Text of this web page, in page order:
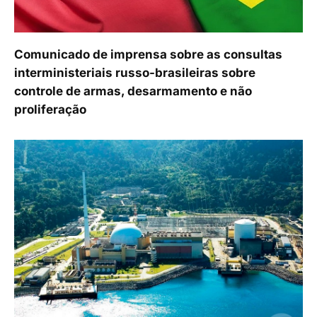
Comunicado de imprensa sobre as consultas
interministeriais russo-brasileiras sobre
controle de armas, desarmamento e não
proliferação